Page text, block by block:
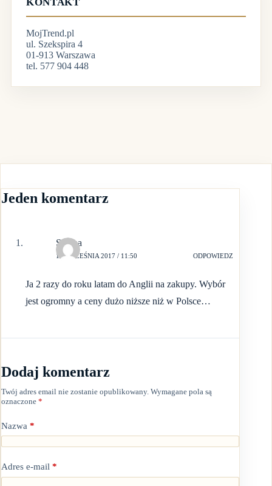
MojTrend.pl
ul. Szekspira 4
01-913 Warszawa
tel. 577 904 448
Jeden komentarz
Sabina
14 WRZEŚNIA 2017 / 11:50 ODPOWIEDZ
Ja 2 razy do roku latam do Anglii na zakupy. Wybór
jest ogromny a ceny dużo niższe niż w Polsce…
Dodaj komentarz
Twój adres email nie zostanie opublikowany. Wymagane pola są
oznaczone *
Nazwa *
Adres e-mail *